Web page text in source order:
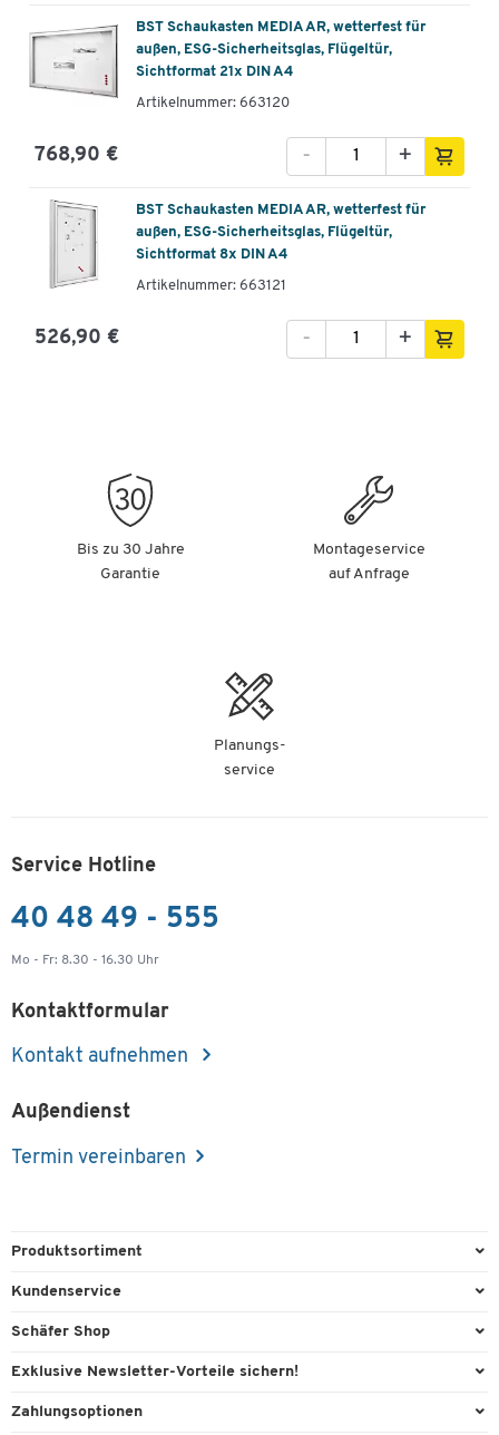
BST Schaukasten MEDIA AR, wetterfest für
außen, ESG-Sicherheitsglas, Flügeltür,
Sichtformat 21x DIN A4
Artikelnummer: 663120
768,90 € +
-
BST Schaukasten MEDIA AR, wetterfest für
außen, ESG-Sicherheitsglas, Flügeltür,
Sichtformat 8x DIN A4
Artikelnummer: 663121
526,90 € +
-
Bis zu 30 Jahre
Garantie
Montageservice
auf Anfrage
Planungs-
service
Service Hotline
40 48 49 - 555
Mo - Fr: 8.30 - 16.30 Uhr
Kontaktformular
Kontakt aufnehmen
Außendienst
Termin vereinbaren
Produktsortiment
Büroausstattung
Reinigung & Hygiene
Kundenservice
Direktbestellung
Lieferinformationen
Schäfer Shop
AGB
Exklusive Newsletter-Vorteile sichern!
Willkommensgeschenk
Zahlungsoptionen